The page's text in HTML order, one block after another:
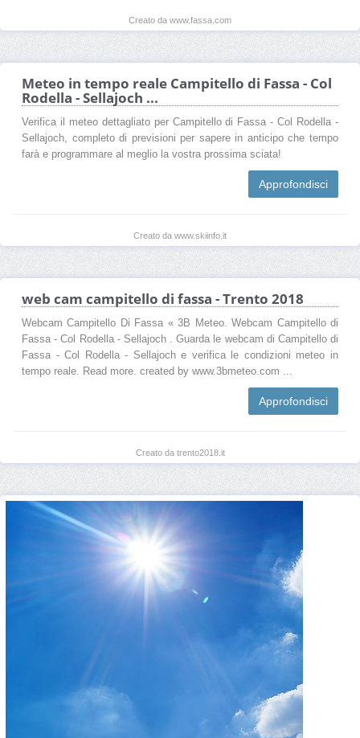
Creato da www.fassa.com
Meteo in tempo reale Campitello di Fassa - Col
Rodella - Sellajoch ...
Verifica il meteo dettagliato per Campitello di Fassa - Col Rodella -
Sellajoch, completo di previsioni per sapere in anticipo che tempo
farà e programmare al meglio la vostra prossima sciata!
Approfondisci
Creato da www.skiinfo.it
web cam campitello di fassa - Trento 2018
Webcam Campitello Di Fassa « 3B Meteo. Webcam Campitello di
Fassa - Col Rodella - Sellajoch . Guarda le webcam di Campitello di
Fassa - Col Rodella - Sellajoch e verifica le condizioni meteo in
tempo reale. Read more. created by www.3bmeteo.com ...
Approfondisci
Creato da trento2018.it